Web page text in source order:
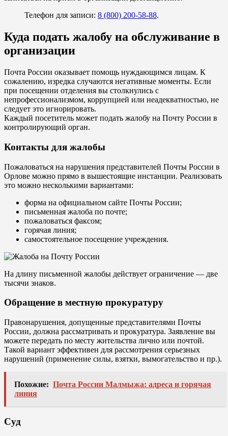
Телефон для записи: 8 (800) 200-58-88.
Куда подать жалобу на обслуживание в
организации
Почта России оказывает помощь нуждающимся лицам. К
сожалению, изредка случаются негативные моменты. Если
при посещении отделения вы столкнулись с
непрофессионализмом, коррупцией или неадекватностью, не
следует это игнорировать.
Каждый посетитель может подать жалобу на Почту России в
контролирующий орган.
Контакты для жалобы
Пожаловаться на нарушения представителей Почты России в
Орлове можно прямо в вышестоящие инстанции. Реализовать
это можно несколькими вариантами:
форма на официальном сайте Почты России;
письменная жалоба по почте;
пожаловаться факсом;
горячая линия;
самостоятельное посещение учреждения.
На длину письменной жалобы действует ограничение — две
тысячи знаков.
Обращение в местную прокуратуру
Правонарушения, допущенные представителями Почты
России, должна рассматривать и прокуратура. Заявление вы
можете передать по месту жительства лично или почтой.
Такой вариант эффективен для рассмотрения серьезных
нарушений (применение силы, взятки, вымогательство и пр.).
Похожие: Почта России Малмыжа: адреса и горячая
линия
Суд